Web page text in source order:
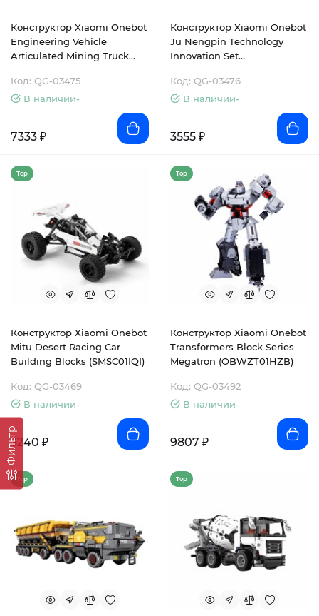
Фильтр
Конструктор Xiaomi Onebot
Engineering Vehicle
Articulated Mining Truck
Код: QG-03475
В наличии-
7333 ₽
Конструктор Xiaomi Onebot
Ju Nengpin Technology
Innovation Set
Код: QG-03476
В наличии-
3555 ₽
Top
Конструктор Xiaomi Onebot
Mitu Desert Racing Car
Building Blocks (SMSC01IQI)
Код: QG-03469
В наличии-
3240 ₽
Top
Конструктор Xiaomi Onebot
Transformers Block Series
Megatron (OBWZT01HZB)
Код: QG-03492
В наличии-
9807 ₽
Top Top